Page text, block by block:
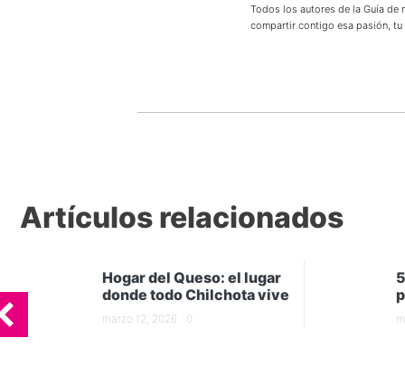
Todos los autores de la Guía de
compartir contigo esa pasión,
Artículos relacionados
Hogar del Queso: el lugar
donde todo Chilchota vive
marzo 12, 2026 0